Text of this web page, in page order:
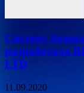
Систему
разработала
LTD
11.09.2020